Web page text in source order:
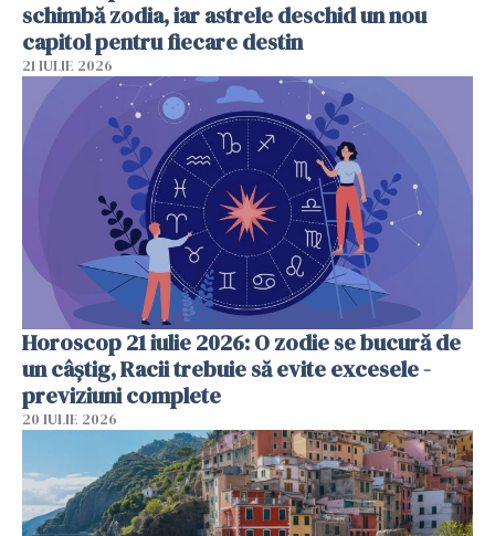
schimbă zodia, iar astrele deschid un nou
capitol pentru fiecare destin
21 IULIE 2026
Horoscop 21 iulie 2026: O zodie se bucură de
un câștig, Racii trebuie să evite excesele -
previziuni complete
20 IULIE 2026